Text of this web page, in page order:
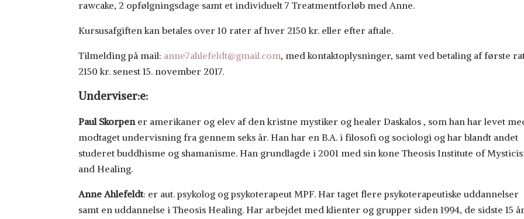
rawcake, 2 opfølgningsdage samt et individuelt 7 Treatmentforløb med Anne.
Kursusafgiften kan betales over 10 rater af hver 2150 kr. eller efter aftale.
Tilmelding på mail: anne7ahlefeldt@gmail.com, med kontaktoplysninger, samt ved betaling af første
2150 kr. senest 15. november 2017.
Underviser:e:
Paul Skorpener amerikaner og elev af den kristne mystiker og healer Daskalos , som han har levet
modtaget undervisning fra gennem seks år. Han har en B.A. i filosofi og sociologi og har blandt andet
studeret buddhisme og shamanisme. Han grundlagde i 2001 med sin kone Theosis Institute of
and Healing.
Anne Ahlefeldt: er aut. psykolog og psykoterapeut MPF. Har taget flere psykoterapeutiske uddannelser
samt en uddannelse i Theosis Healing. Har arbejdet med klienter og grupper siden 1994, de sidste 15 år